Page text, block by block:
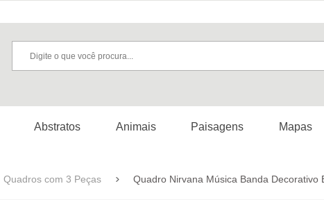
Abstratos Animais Paisagens Mapas
Quadros com 3 Peças Quadro Nirvana Música Banda Decorativo